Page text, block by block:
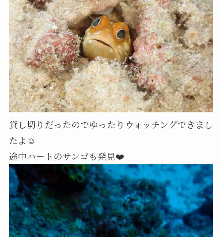
貸し切りだったのでゆったりウォッチングできまし
たよ☺️
途中ハートのサンゴも発見❤️